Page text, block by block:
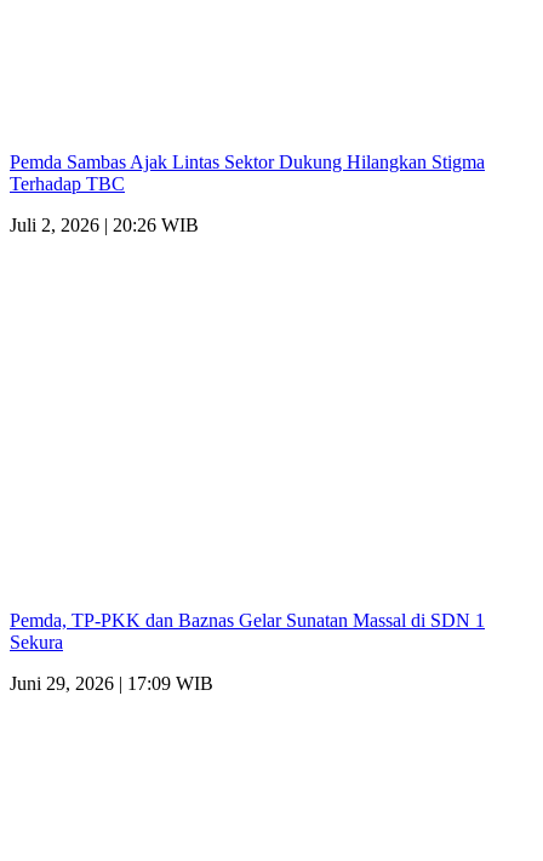
Pemda Sambas Ajak Lintas Sektor Dukung Hilangkan Stigma
Terhadap TBC
Juli 2, 2026 | 20:26 WIB
Pemda, TP-PKK dan Baznas Gelar Sunatan Massal di SDN 1
Sekura
Juni 29, 2026 | 17:09 WIB